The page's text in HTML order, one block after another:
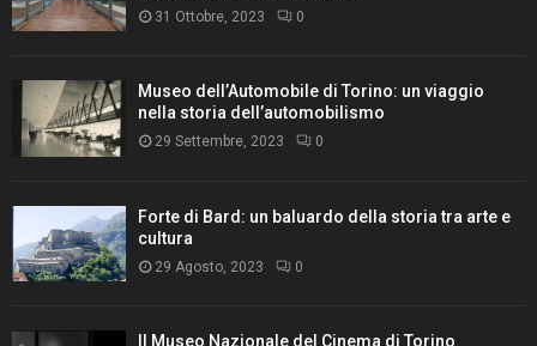
31 Ottobre, 2023 0
Museo dell’Automobile di Torino: un viaggio
nella storia dell’automobilismo
29 Settembre, 2023 0
Forte di Bard: un baluardo della storia tra arte e
cultura
29 Agosto, 2023 0
Il Museo Nazionale del Cinema di Torino